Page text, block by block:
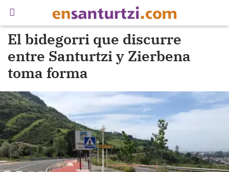
El bidegorri que discurre
entre Santurtzi y Zierbena
toma forma